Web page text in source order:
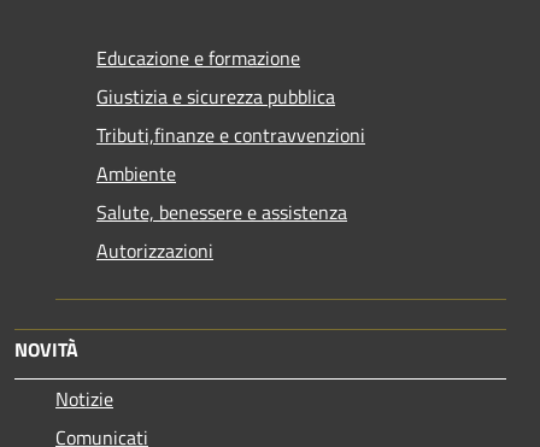
Educazione e formazione
Giustizia e sicurezza pubblica
Tributi,finanze e contravvenzioni
Ambiente
Salute, benessere e assistenza
Autorizzazioni
NOVITÀ
Notizie
Comunicati